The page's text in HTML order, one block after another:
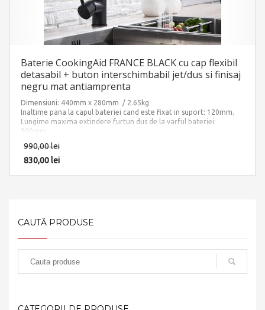
Baterie CookingAid FRANCE BLACK cu cap flexibil
detasabil + buton interschimbabil jet/dus si finisaj
negru mat antiamprenta
Dimensiuni: 440mm x 280mm / 2.65kg
Inaltime pana la capul bateriei cand este fixat in suport: 120mm.
Lungime maxima extindere furtun dus de la varful bateriei:
300mm.
Finisaj: NEGRU mat antiamprenta.
Accesorii instalare incluse: 2 x furtun alimentare apa calda/rece si 1
x sistem fixare pe chiuveta sau pe blat.
990,00lei
830,00lei
CAUTĂ PRODUSE